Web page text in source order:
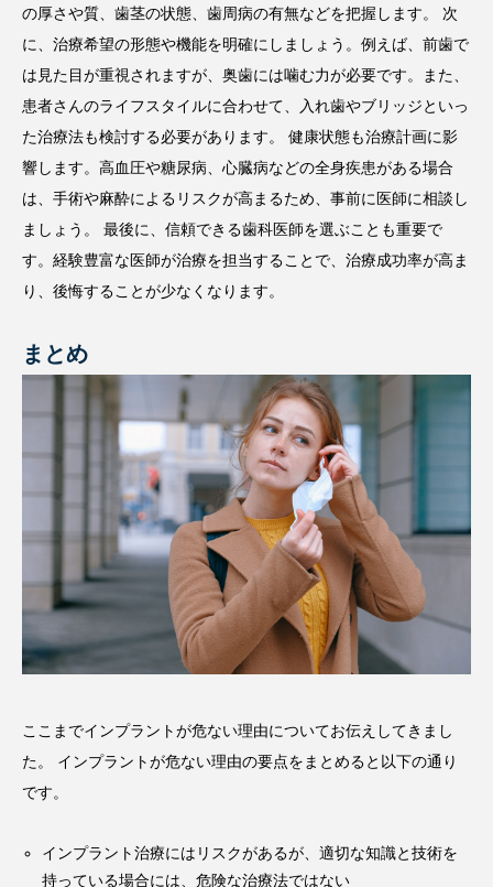
の厚さや質、歯茎の状態、歯周病の有無などを把握します。 次
に、治療希望の形態や機能を明確にしましょう。例えば、前歯で
は見た目が重視されますが、奥歯には噛む力が必要です。また、
患者さんのライフスタイルに合わせて、入れ歯やブリッジといっ
た治療法も検討する必要があります。 健康状態も治療計画に影
響します。高血圧や糖尿病、心臓病などの全身疾患がある場合
は、手術や麻酔によるリスクが高まるため、事前に医師に相談し
ましょう。 最後に、信頼できる歯科医師を選ぶことも重要で
す。経験豊富な医師が治療を担当することで、治療成功率が高ま
り、後悔することが少なくなります。
まとめ
ここまでインプラントが危ない理由についてお伝えしてきまし
た。 インプラントが危ない理由の要点をまとめると以下の通り
です。
インプラント治療にはリスクがあるが、適切な知識と技術を
持っている場合には、危険な治療法ではない